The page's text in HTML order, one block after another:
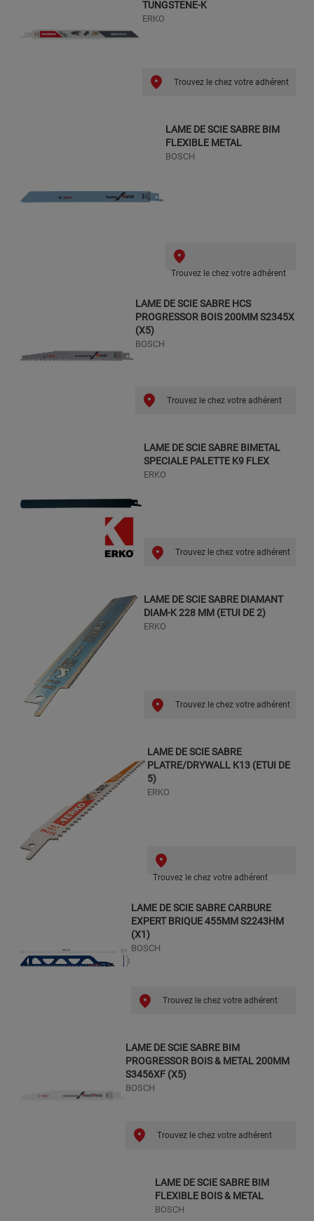
TUNGSTENE-K
ERKO
Trouvez le chez votre adhérent
LAME DE SCIE SABRE BIM
FLEXIBLE METAL
BOSCH
Trouvez le chez votre adhérent
LAME DE SCIE SABRE HCS
PROGRESSOR BOIS 200MM S2345X
(X5)
BOSCH
Trouvez le chez votre adhérent
LAME DE SCIE SABRE BIMETAL
SPECIALE PALETTE K9 FLEX
ERKO
Trouvez le chez votre adhérent
LAME DE SCIE SABRE DIAMANT
DIAM-K 228 MM (ETUI DE 2)
ERKO
Trouvez le chez votre adhérent
LAME DE SCIE SABRE
PLATRE/DRYWALL K13 (ETUI DE
5)
ERKO
Trouvez le chez votre adhérent
LAME DE SCIE SABRE CARBURE
EXPERT BRIQUE 455MM S2243HM
(X1)
BOSCH
Trouvez le chez votre adhérent
LAME DE SCIE SABRE BIM
PROGRESSOR BOIS & METAL 200MM
S3456XF (X5)
BOSCH
Trouvez le chez votre adhérent
LAME DE SCIE SABRE BIM
FLEXIBLE BOIS & METAL
BOSCH